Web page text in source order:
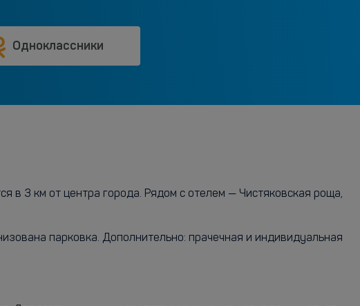
Одноклассники
в 3 км от центра города. Рядом с отелем — Чистяковская роща,
парковка. Дополнительно: прачечная и индивидуальная